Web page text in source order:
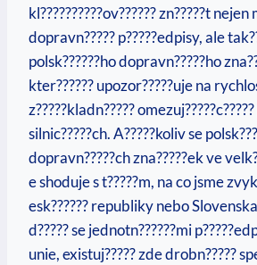
kl??????????ov?????? zn?????t nejen
dopravn????? p?????edpisy, ale
polsk??????ho dopravn?????ho
kter?????? upozor?????uje na
z?????kladn?????
silnic?????ch. A?????koliv se
dopravn?????ch zna?????ek ve
e shoduje s t?????m, na co jsme
esk?????? republiky nebo Slovenska,
d????? se jednotn??????mi
unie, existuj????? zde drobn?????